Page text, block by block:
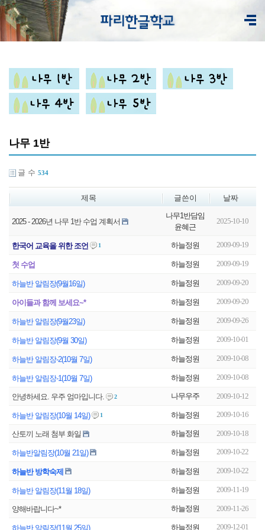
나무 1반
글 수 534
제목 글쓴이 날짜
2025 - 2026년 나무 1반 수업 계획서
나무1반담임
윤혜근
2025-10-10
한국어 교육을 위한 조언 1 하늘정원 2009-09-19
첫 수업 하늘정원 2009-09-19
하늘반 알림장(9월16일) 하늘정원 2009-09-20
아이들과 함께 보세요~* 하늘정원 2009-09-20
하늘반 알림장(9월23일) 하늘정원 2009-09-26
하늘반 알림장(9월 30일) 하늘정원 2009-10-01
하늘반 알림장-2(10월 7일) 하늘정원 2009-10-08
하늘반 알림장-1(10월 7일) 하늘정원 2009-10-08
안녕하세요. 우주 엄마입니다. 2 나무우주 2009-10-12
하늘반 알림장(10월 14일) 1 하늘정원 2009-10-16
산토끼 노래 첨부 화일 하늘정원 2009-10-18
하늘반알림장(10월 21일) 하늘정원 2009-10-22
하늘반 방학숙제 하늘정원 2009-10-22
하늘반 알림장(11월 18일) 하늘정원 2009-11-19
양해바랍니다~* 하늘정원 2009-11-26
하늘반 알림장(11월 25일) 하늘정원 2009-12-01